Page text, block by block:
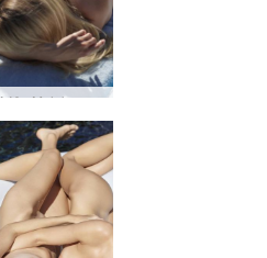
Κάθε Moloko και Darina L κάτω από τον ισπανικό ήλιο